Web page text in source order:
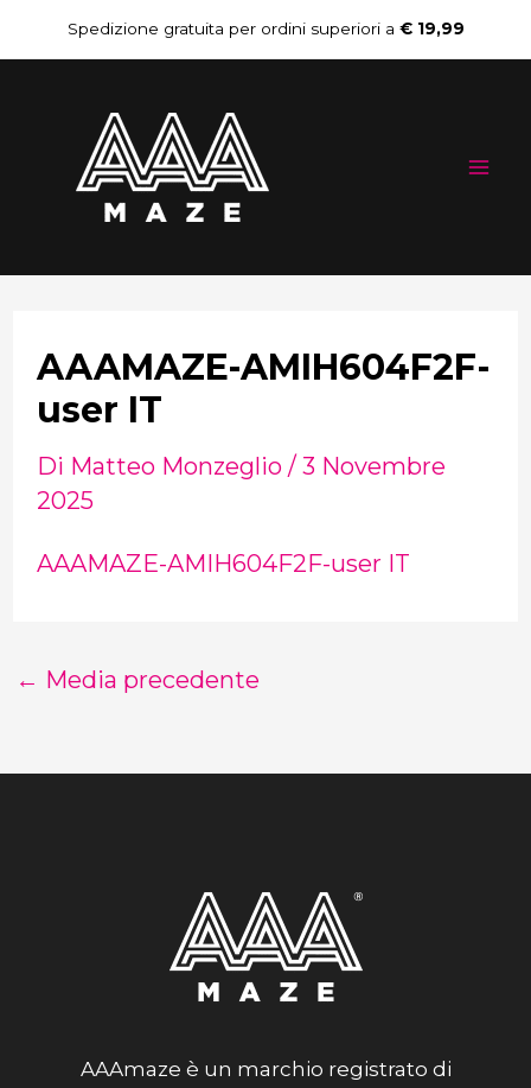
al
contenuto
Spedizione gratuita per ordini superiori a € 19,99
AAAMAZE-AMIH604F2F-
user IT
Di Matteo Monzeglio / 3 Novembre
2025
AAAMAZE-AMIH604F2F-user IT
Navigazione
articoli
← Media precedente
AAAmaze è un marchio registrato di